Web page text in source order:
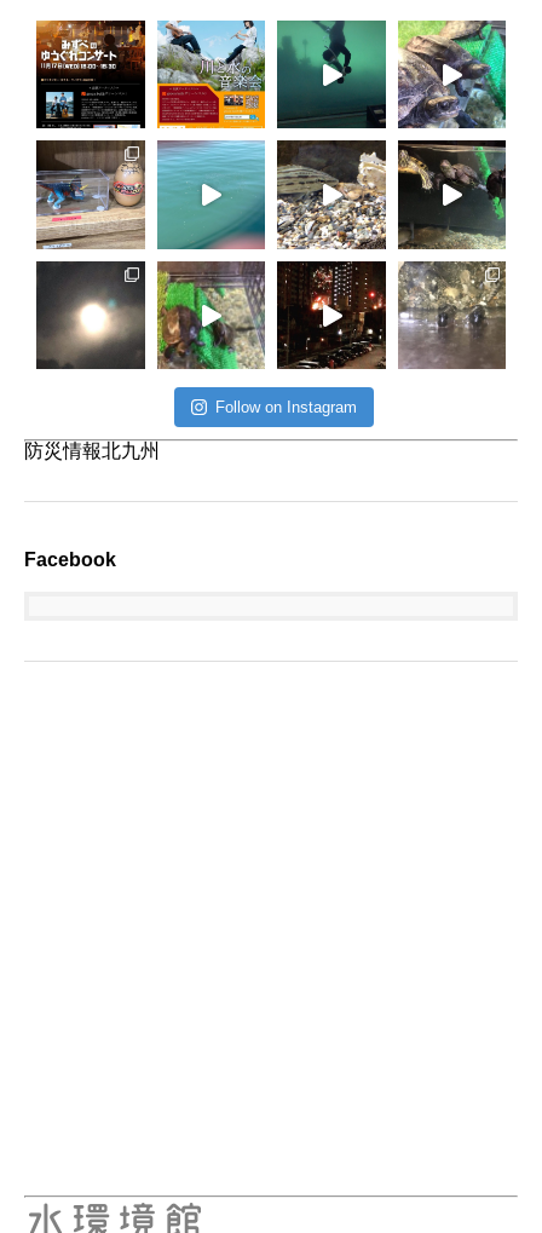
Follow on Instagram
防災情報北九州
Facebook